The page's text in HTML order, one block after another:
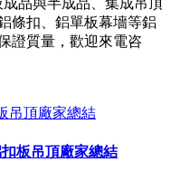
品與半成品、集成吊頂
條扣、鋁單板幕墻等鋁
證質量，歡迎來電咨
板吊頂廠家總結